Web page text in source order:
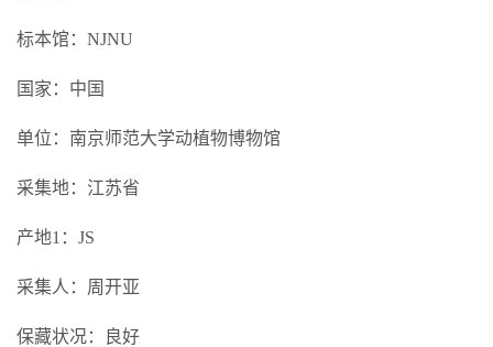
标本馆：NJNU
国家：中国
单位：南京师范大学动植物博物馆
采集地：江苏省
产地1：JS
采集人：周开亚
保藏状况：良好